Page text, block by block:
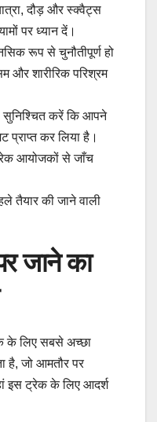
दौड़ और स्क्वैट्स
पर ध्यान दें।
रूप से चुनौतीपूर्ण हो
और शारीरिक परिश्रम
सुनिश्चित करें कि आपने
कर लिया है।
ट्रेक आयोजकों से जाँच
तैयार की जाने वाली
जाने का
के लिए सबसे अच्छा
है, जो आमतौर पर
इस ट्रेक के लिए आदर्श